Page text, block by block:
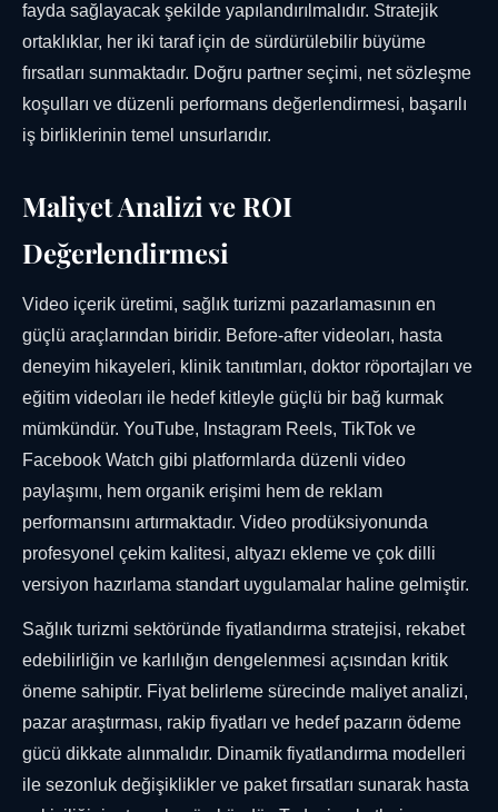
fayda sağlayacak şekilde yapılandırılmalıdır. Stratejik
ortaklıklar, her iki taraf için de sürdürülebilir büyüme
fırsatları sunmaktadır. Doğru partner seçimi, net sözleşme
koşulları ve düzenli performans değerlendirmesi, başarılı
iş birliklerinin temel unsurlarıdır.
Maliyet Analizi ve ROI
Değerlendirmesi
Video içerik üretimi, sağlık turizmi pazarlamasının en
güçlü araçlarından biridir. Before-after videoları, hasta
deneyim hikayeleri, klinik tanıtımları, doktor röportajları ve
eğitim videoları ile hedef kitleyle güçlü bir bağ kurmak
mümkündür. YouTube, Instagram Reels, TikTok ve
Facebook Watch gibi platformlarda düzenli video
paylaşımı, hem organik erişimi hem de reklam
performansını artırmaktadır. Video prodüksiyonunda
profesyonel çekim kalitesi, altyazı ekleme ve çok dilli
versiyon hazırlama standart uygulamalar haline gelmiştir.
Sağlık turizmi sektöründe fiyatlandırma stratejisi, rekabet
edebilirliğin ve karlılığın dengelenmesi açısından kritik
öneme sahiptir. Fiyat belirleme sürecinde maliyet analizi,
pazar araştırması, rakip fiyatları ve hedef pazarın ödeme
gücü dikkate alınmalıdır. Dinamik fiyatlandırma modelleri
ile sezonluk değişiklikler ve paket fırsatları sunarak hasta